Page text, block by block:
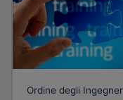
Ordine degli